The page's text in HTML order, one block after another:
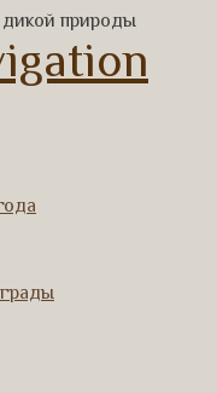
дикой природы